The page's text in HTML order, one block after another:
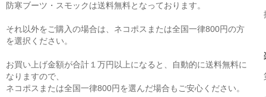
防寒ブーツ・スモックは送料無料となっております。
それ以外をご購入の場合は、ネコポスまたは全国一律800円の方
を選択ください。
お買い上げ金額が合計１万円以上になると、自動的に送料無料に
なりますので、
ネコポスまたは全国一律800円を選んだ場合もご安心ください。